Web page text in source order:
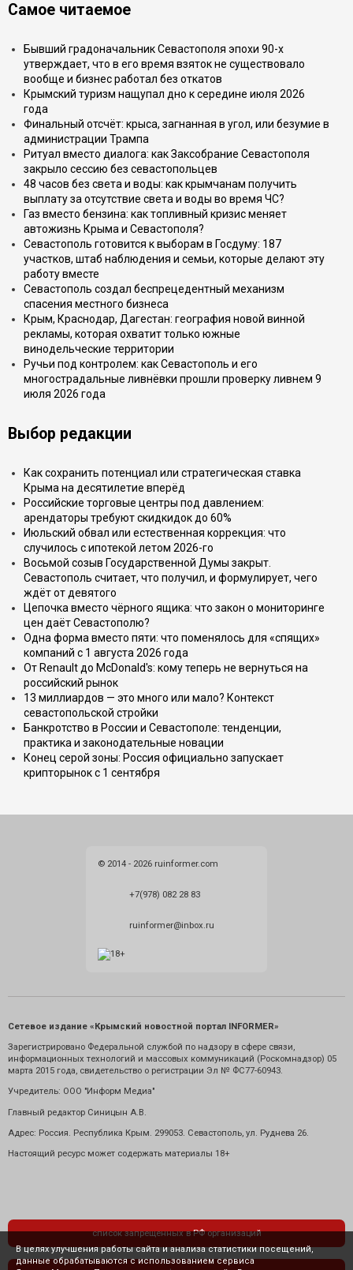
Самое читаемое
Бывший градоначальник Севастополя эпохи 90-х
утверждает, что в его время взяток не существовало
вообще и бизнес работал без откатов
Крымский туризм нащупал дно к середине июля 2026
года
Финальный отсчёт: крыса, загнанная в угол, или безумие в
администрации Трампа
Ритуал вместо диалога: как Заксобрание Севастополя
закрыло сессию без севастопольцев
48 часов без света и воды: как крымчанам получить
выплату за отсутствие света и воды во время ЧС?
Газ вместо бензина: как топливный кризис меняет
автожизнь Крыма и Севастополя?
Севастополь готовится к выборам в Госдуму: 187
участков, штаб наблюдения и семьи, которые делают эту
работу вместе
Севастополь создал беспрецедентный механизм
спасения местного бизнеса
Крым, Краснодар, Дагестан: география новой винной
рекламы, которая охватит только южные
винодельческие территории
Ручьи под контролем: как Севастополь и его
многострадальные ливнёвки прошли проверку ливнем 9
июля 2026 года
Выбор редакции
Как сохранить потенциал или стратегическая ставка
Крыма на десятилетие вперёд
Российские торговые центры под давлением:
арендаторы требуют скидкидок до 60%
Июльский обвал или естественная коррекция: что
случилось с ипотекой летом 2026-го
Восьмой созыв Государственной Думы закрыт.
Севастополь считает, что получил, и формулирует, чего
ждёт от девятого
Цепочка вместо чёрного ящика: что закон о мониторинге
цен даёт Севастополю?
Одна форма вместо пяти: что поменялось для «спящих»
компаний с 1 августа 2026 года
От Renault до McDonald's: кому теперь не вернуться на
российский рынок
13 миллиардов — это много или мало? Контекст
севастопольской стройки
Банкротство в России и Севастополе: тенденции,
практика и законодательные новации
Конец серой зоны: Россия официально запускает
крипторынок с 1 сентября
© 2014 - 2026 ruinformer.com
+7(978) 082 28 83
ruinformer@inbox.ru
Сетевое издание «Крымский новостной портал INFORMER»
Зарегистрировано Федеральной службой по надзору в сфере связи,
информационных технологий и массовых коммуникаций (Роскомнадзор) 05
марта 2015 года, свидетельство о регистрации Эл № ФС77-60943.
Учредитель: ООО "Информ Медиа"
Главный редактор Синицын А.В.
Адрес: Россия. Республика Крым. 299053. Севастополь, ул. Руднева 26.
Настоящий ресурс может содержать материалы 18+
список запрещенных в РФ организаций
В целях улучшения работы сайта и анализа статистики посещений,
данные обрабатываются с использованием сервиса